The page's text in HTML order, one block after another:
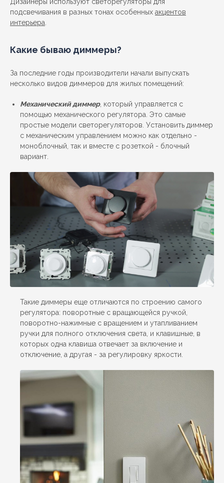
Дизайнеры используют светорегуляторы для
подсвечивания в разных тонах особенных акцентов
интерьера.
Какие бываю диммеры?
За последние годы производители начали выпускать
несколько видов диммеров для жилых помещений:
Механический диммер, который управляется с
помощью механического регулятора. Это самые
простые модели светорегуляторов. Установить диммер
с механическим управлением можно как отдельно -
моноблочный, так и вместе с розеткой - блочный
вариант.
Такие диммеры еще отличаются по строению самого
регулятора: поворотные с вращающейся ручкой,
поворотно-нажимные с вращением и утапливанием
ручки для полного отключения света, и клавишные, в
которых одна клавиша отвечает за включение и
отключение, а другая - за регулировку яркости.